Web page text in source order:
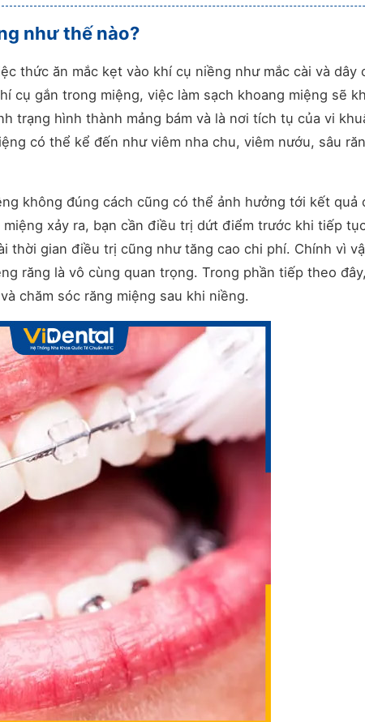
như thế nào?
thức ăn mắc kẹt vào khí cụ niềng như mắc cài và dây
cụ gắn trong miệng, việc làm sạch khoang miệng sẽ
trạng hình thành mảng bám và là nơi tích tụ của vi
có thể kể đến như viêm nha chu, viêm nướu, sâu
không đúng cách cũng có thể ảnh hưởng tới kết quả
xảy ra, bạn cần điều trị dứt điểm trước khi tiếp
thời gian điều trị cũng như tăng cao chi phí. Chính vì
răng là vô cùng quan trọng. Trong phần tiếp theo
chăm sóc răng miệng sau khi niềng.